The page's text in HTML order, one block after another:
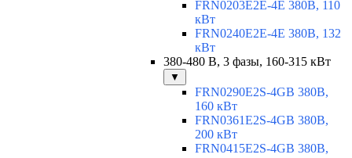
FRN0203E2E-4E 380В, 110
кВт
FRN0240E2E-4E 380В, 132
кВт
380-480 В, 3 фазы, 160-315 кВт
▼
FRN0290E2S-4GB 380В,
160 кВт
FRN0361E2S-4GB 380В,
200 кВт
FRN0415E2S-4GB 380В,